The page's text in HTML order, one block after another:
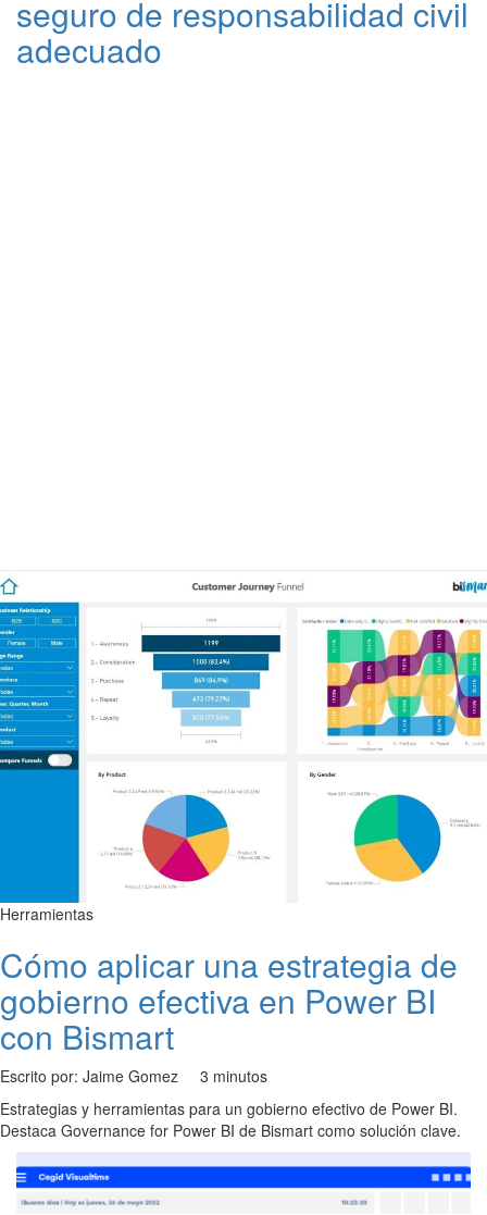
seguro de responsabilidad civil
adecuado
Herramientas
Cómo aplicar una estrategia de
gobierno efectiva en Power BI
con Bismart
Escrito por: Jaime Gomez 3 minutos
Estrategias y herramientas para un gobierno efectivo de Power BI.
Destaca Governance for Power BI de Bismart como solución clave.